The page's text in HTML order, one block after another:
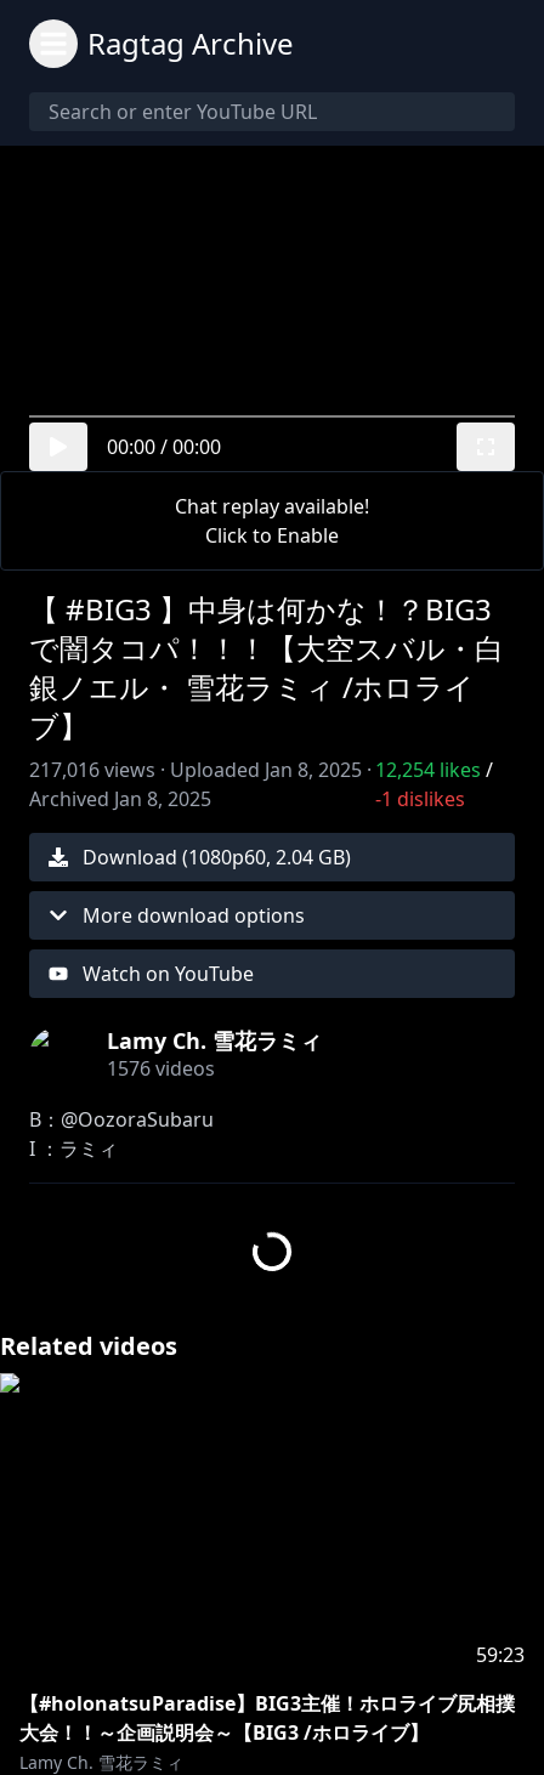
Ragtag Archive
00:00/00:00
Chat replay available!
Click to Enable
【 #BIG3 】中身は何かな！？BIG3
で闇タコパ！！！【大空スバル・白
銀ノエル・ 雪花ラミィ /ホロライ
ブ】
217,016views · Uploaded Jan 8, 2025 ·
Archived Jan 8, 2025
12,254 likes /
-1 dislikes
Download (1080p60, 2.04 GB)
More download options
Watch on YouTube
Lamy Ch. 雪花ラミィ
1576videos
B：@OozoraSubaru
I ：ラミィ
G：@ShiroganeNoel
感想は #らみらいぶ で呟いて頂けたら嬉しいです！
🕺 ダンスモーション＆動画素材配布！💃
https://piapro.jp/t/Lhsn
Related videos
59:23
【#holonatsuParadise】BIG3主催！ホロライブ尻相撲
大会！！～企画説明会～【BIG3 /ホロライブ】
Lamy Ch. 雪花ラミィ